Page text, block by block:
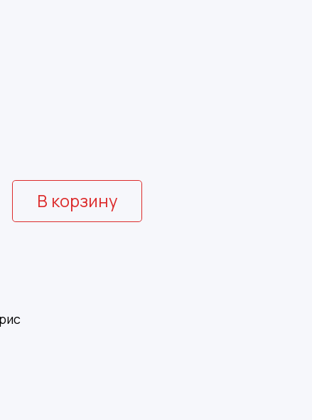
В корзину